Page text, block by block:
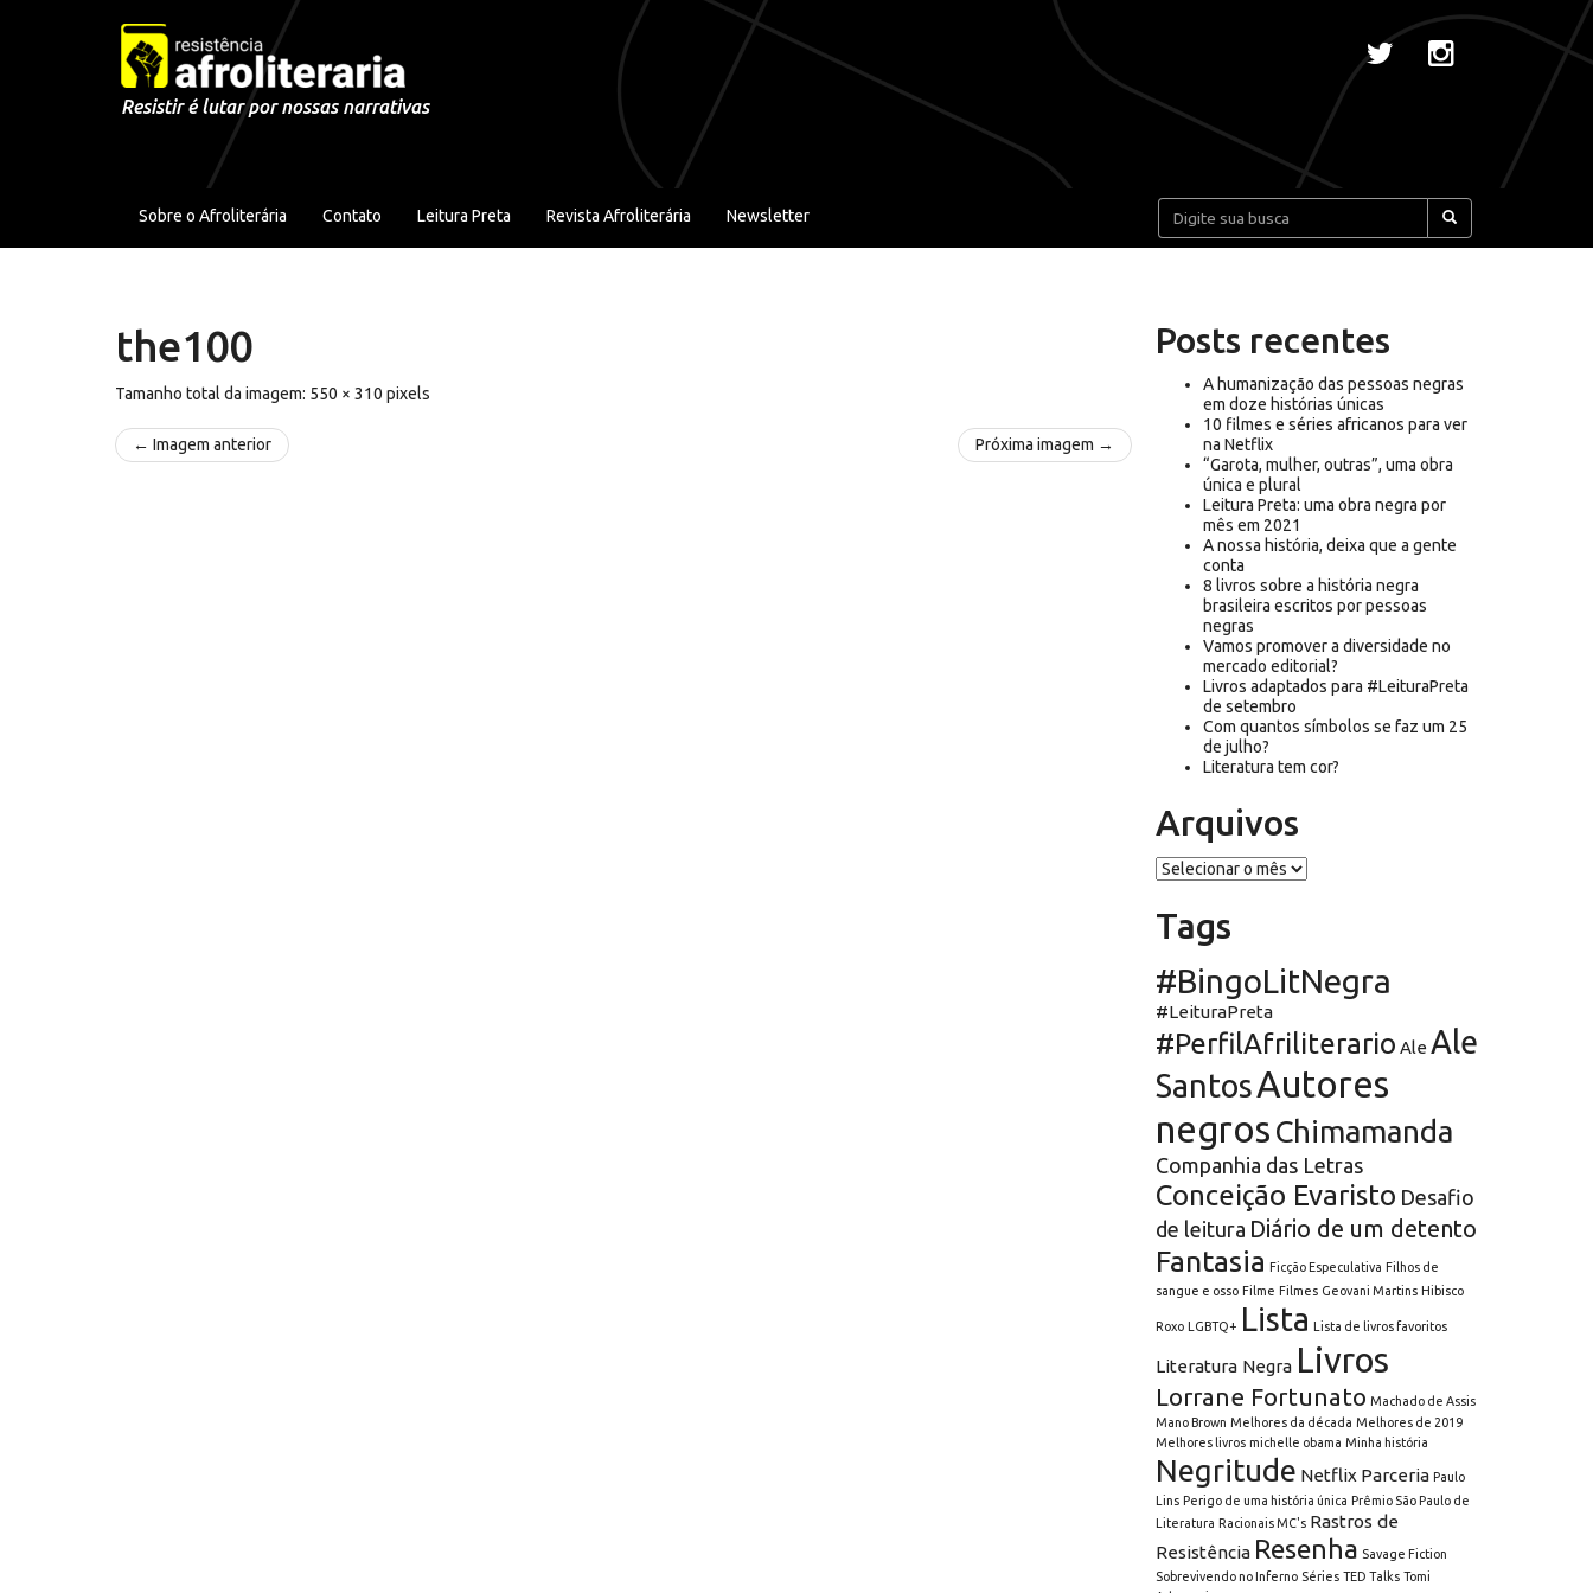
Pular para o conteúdo
Resistir é lutar por nossas narrativas
Sobre o Afroliterária Contato Leitura Preta Revista Afroliterária Newsletter Pesquisar:
the100
Tamanho total da imagem: 550 × 310 pixels
← Imagem anterior Próxima imagem →
Posts recentes
A humanização das pessoas negras
em doze histórias únicas
10 filmes e séries africanos para ver
na Netflix
“Garota, mulher, outras”, uma obra
única e plural
Leitura Preta: uma obra negra por
mês em 2021
A nossa história, deixa que a gente
conta
8 livros sobre a história negra
brasileira escritos por pessoas
negras
Vamos promover a diversidade no
mercado editorial?
Livros adaptados para #LeituraPreta
de setembro
Com quantos símbolos se faz um 25
de julho?
Literatura tem cor?
Arquivos
Arquivos
Tags
#BingoLitNegra
#LeituraPreta
#PerfilAfriliterario Ale Ale
SantosAutores
negros Chimamanda
Companhia das Letras
Conceição Evaristo Desafio
de leitura Diário de um detento
Fantasia Ficção Especulativa Filhos de
sangue e osso Filme Filmes Geovani Martins Hibisco
Roxo LGBTQ+ Lista Lista de livros favoritos
Literatura Negra Livros
Lorrane Fortunato Machado de Assis
Mano Brown Melhores da década Melhores de 2019
Melhores livros michelle obama Minha história
Negritude Netflix Parceria Paulo
Lins Perigo de uma história única Prêmio São Paulo de
Literatura Racionais MC's Rastros de
Resistência Resenha Savage Fiction
Sobrevivendo no Inferno Séries TED Talks Tomi